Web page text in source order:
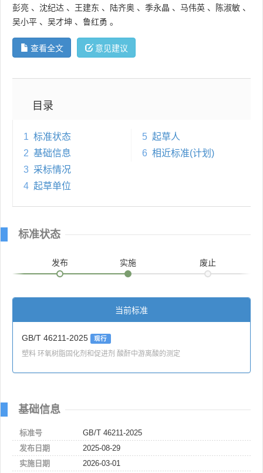
彭亮 、 沈纪达 、 王建东 、 陆齐奥 、 季永晶 、 马伟英 、 陈淑敏 、
吴小平 、 吴才坤 、 鲁红勇 。
查看全文 意见建议
目录
1 标准状态
2 基础信息
3 采标情况
4 起草单位
5 起草人
6 相近标准(计划)
标准状态
发布 实施 废止
当前标准
GB/T 46211-2025 现行
塑料 环氧树脂固化剂和促进剂 酸酐中游离酸的测定
基础信息
标准号
GB/T 46211-2025
发布日期
2025-08-29
实施日期
2026-03-01